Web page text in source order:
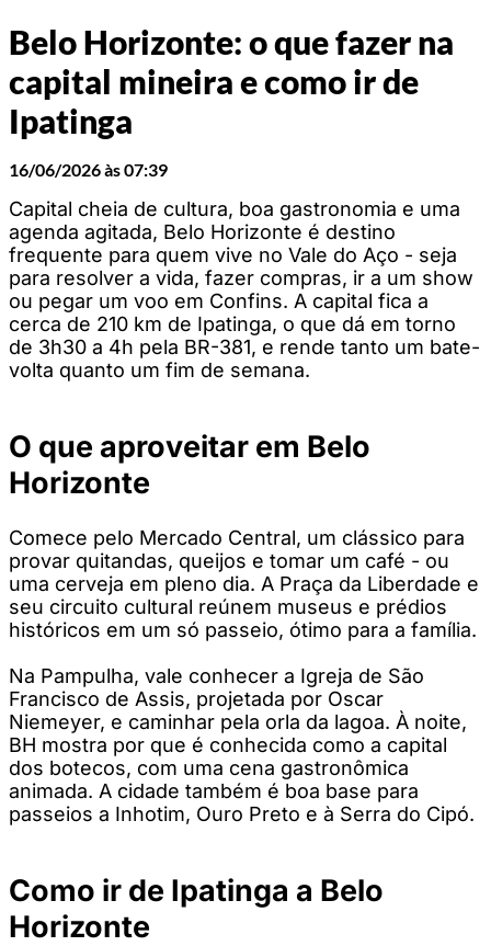
Belo Horizonte: o que fazer na
capital mineira e como ir de
Ipatinga
16/06/2026 às 07:39
Capital cheia de cultura, boa gastronomia e uma
agenda agitada, Belo Horizonte é destino
frequente para quem vive no Vale do Aço - seja
para resolver a vida, fazer compras, ir a um show
ou pegar um voo em Confins. A capital fica a
cerca de 210 km de Ipatinga, o que dá em torno
de 3h30 a 4h pela BR-381, e rende tanto um bate-
volta quanto um fim de semana.
O que aproveitar em Belo
Horizonte
Comece pelo Mercado Central, um clássico para
provar quitandas, queijos e tomar um café - ou
uma cerveja em pleno dia. A Praça da Liberdade e
seu circuito cultural reúnem museus e prédios
históricos em um só passeio, ótimo para a família.
Na Pampulha, vale conhecer a Igreja de São
Francisco de Assis, projetada por Oscar
Niemeyer, e caminhar pela orla da lagoa. À noite,
BH mostra por que é conhecida como a capital
dos botecos, com uma cena gastronômica
animada. A cidade também é boa base para
passeios a Inhotim, Ouro Preto e à Serra do Cipó.
Como ir de Ipatinga a Belo
Horizonte